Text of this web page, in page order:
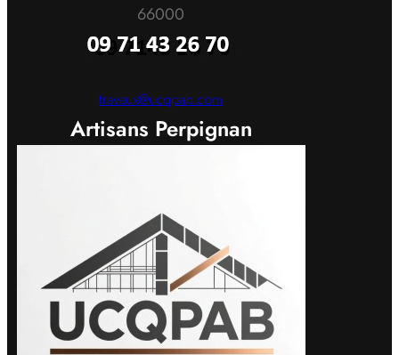
66000
travaux@ucqpab.com
Artisans Perpignan